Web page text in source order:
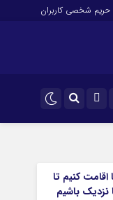
حریم شخصی کاربران
کجا اقامت کنیم تا
نزدیک باشیم